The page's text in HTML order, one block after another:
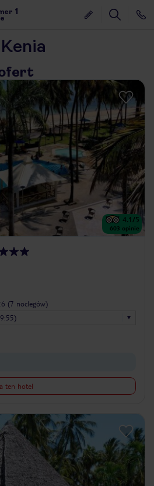
1
4.1/5
603 opinie
(7 noclegów)
ten hotel